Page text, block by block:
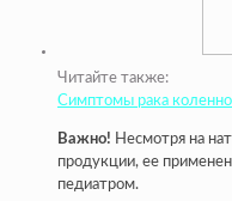
Читайте также:
Симптомы рака
Важно! Несмотря на
продукции, ее
педиатром.